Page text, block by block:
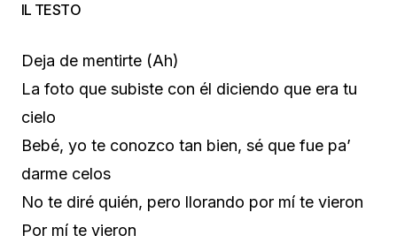
IL TESTO
Deja de mentirte (Ah)
La foto que subiste con él diciendo que era tu
cielo
Bebé, yo te conozco tan bien, sé que fue pa’
darme celos
No te diré quién, pero llorando por mí te vieron
Por mí te vieron